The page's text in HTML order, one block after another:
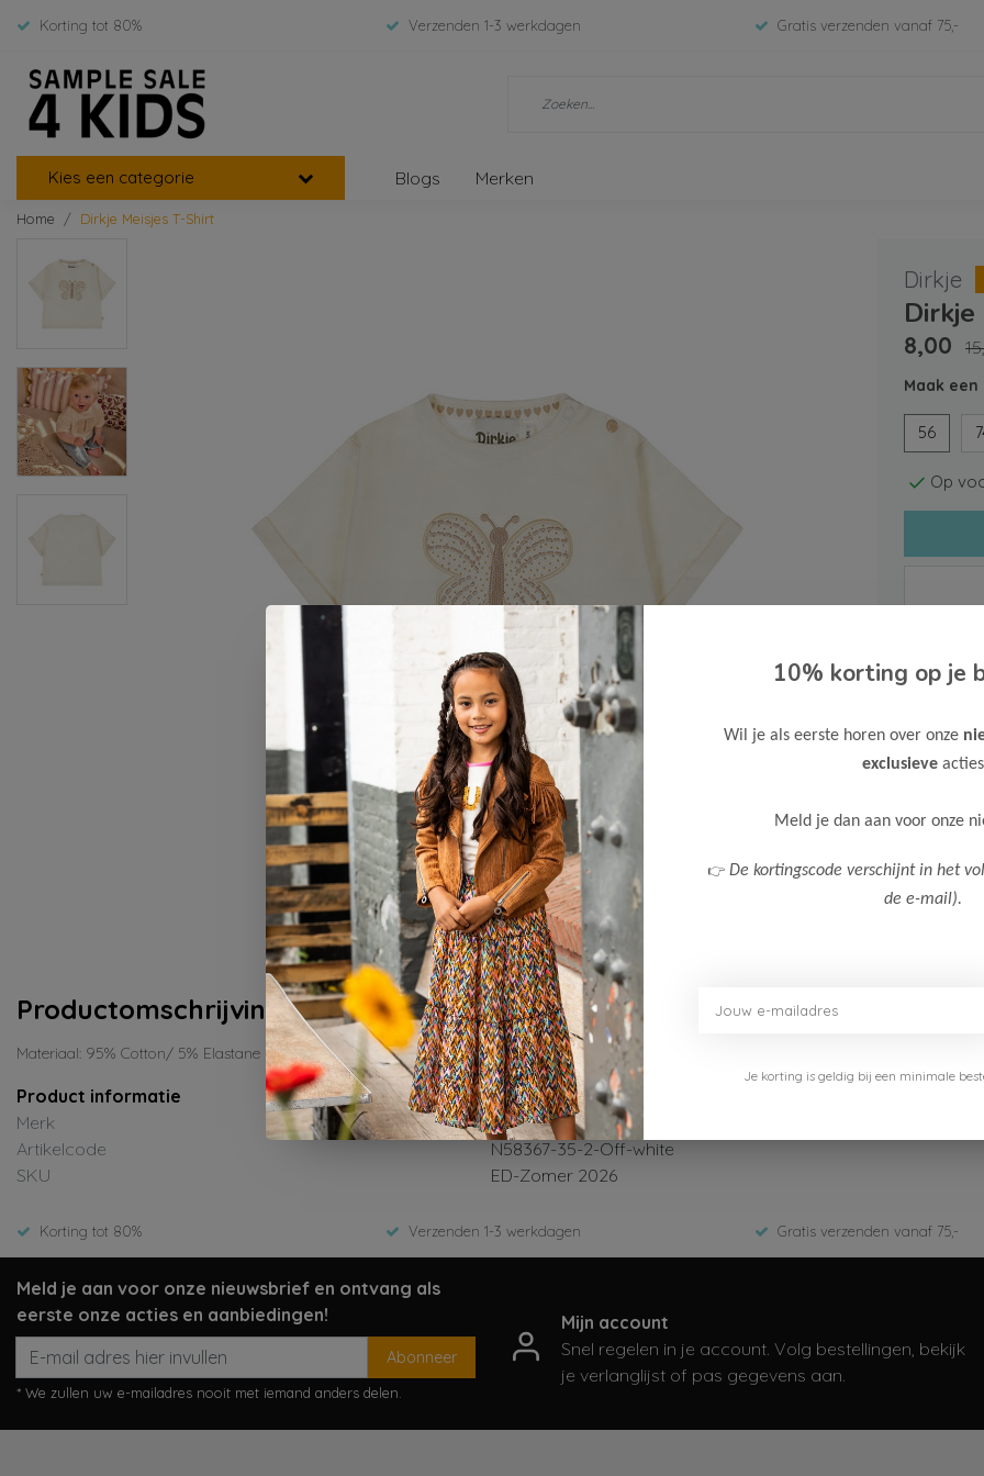
Korting tot 80% Verzenden 1-3 werkdagen Gratis verzenden vanaf 75,-
Kies een categorie Blogs Merken
Home Dirkje Meisjes T-Shirt
Dirkje
8,00
Maak een
56
Op
Gratis
Meer
Productomschrijving
Materiaal: 95% Cotton/ 5% Elastane
Product informatie
Merk
Dirkje
Artikelcode
N58367-35-2-Off-white
SKU
ED-Zomer 2026
Korting tot 80% Verzenden 1-3 werkdagen Gratis verzenden vanaf 75,-
Meld je aan voor onze nieuwsbrief en ontvang als
eerste onze acties en aanbiedingen!
Abonneer
* We zullen uw e-mailadres nooit met iemand anders delen.
Mijn account
Snel regelen in je account. Volg bestellingen, bekijk
je verlanglijst of pas gegevens aan.
10% korting op je
Wil je als eerste horen over onze
exclusieve
Meld je dan aan voor onze
👉 De kortingscode verschijnt in het
de e-mail).
Je korting is geldig bij een minimale